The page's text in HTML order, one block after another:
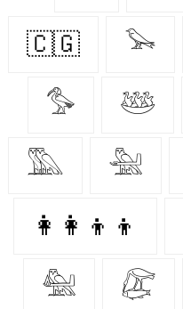
🇨🇬 𓅨
𓅜 𓅸
𓅔 𓅖
👩‍👩‍👦‍👦
𓅕 𓅻